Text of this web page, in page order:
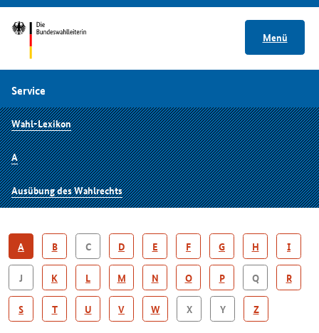
Menü
Service
Wahl-Lexikon
A
Ausübung des Wahlrechts
A B C D E F G H I
J K L M N O P Q R
S T U V W X Y Z